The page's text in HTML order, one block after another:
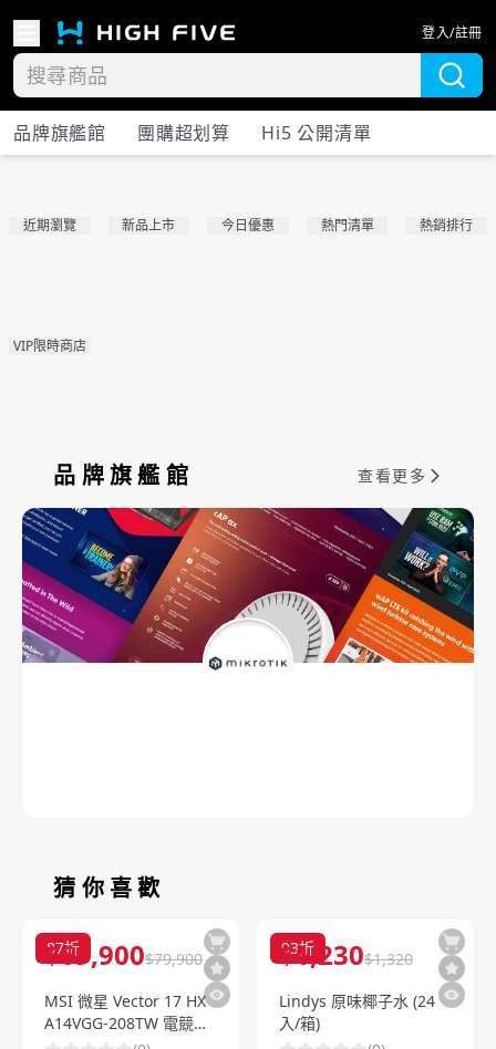
登入/註冊
品牌旗艦館 團購超划算 Hi5 公開清單
近期瀏覽 新品上市 今日優惠 熱門清單 熱銷排行
VIP限時商店
品牌旗艦館 查看更多
猜你喜歡
87折
$69,900$79,900
MSI 微星 Vector 17 HX
A14VGG-208TW 電競筆
93折
$1,230$1,320
Lindys 原味椰子水 (24
入/箱)